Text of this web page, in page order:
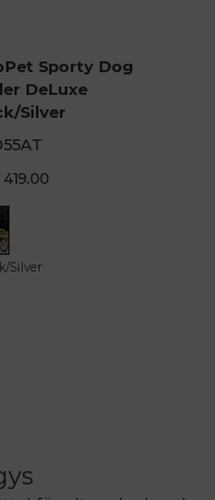
Sporty Dog
DeLuxe
Silver
Silver